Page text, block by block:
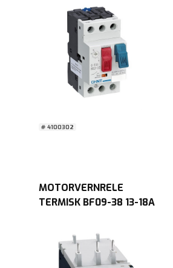
# 4100302
MOTORVERNRELE
TERMISK BF09-38 13-18A